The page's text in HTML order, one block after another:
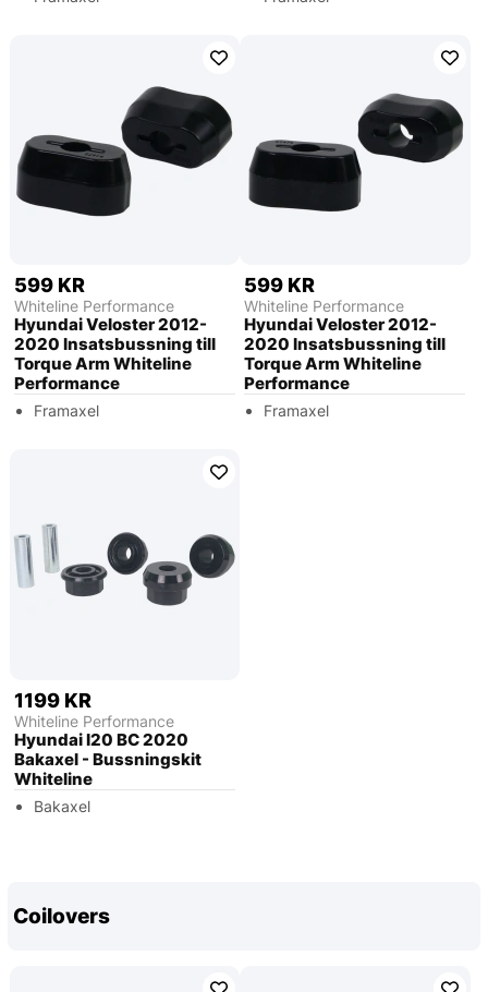
599 KR
Whiteline Performance
Hyundai Veloster 2012-
2020 Insatsbussning till
Torque Arm Whiteline
Performance
Framaxel
599 KR
Whiteline Performance
Hyundai Veloster 2012-
2020 Insatsbussning till
Torque Arm Whiteline
Performance
Framaxel
1199 KR
Whiteline Performance
Hyundai I20 BC 2020
Bakaxel - Bussningskit
Whiteline
Bakaxel
Coilovers